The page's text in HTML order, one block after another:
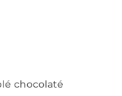
chocolaté